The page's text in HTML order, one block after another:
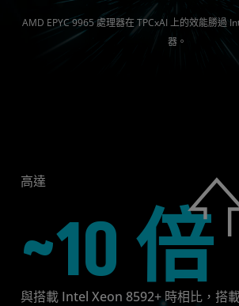
AMD EPYC 9965 處理器在 TPCxAI 上的效能勝過
器。
高達
~10 倍
與搭載 Intel Xeon 8592+ 時相比，搭